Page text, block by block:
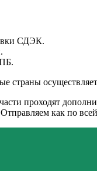
СДЭК.
страны
проходят
как по